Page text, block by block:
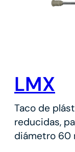
LMX
Taco de
reducidas,
diámetro 60